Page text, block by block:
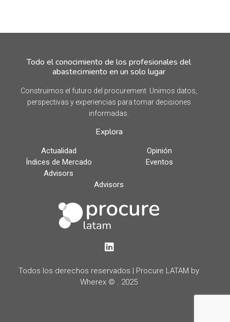
Todo el conocimiento de los profesionales del
abastecimiento en un solo lugar
Construimos el futuro del procurement. Unimos datos,
perspectivas y experiencias para tomar decisiones
informadas.
Explora
Actualidad
Opinión
Índices de Mercado
Eventos
Advisors
Advisors
LinkedIn
Todos los derechos reservados | Procure LATAM by
Wherex © . 2025